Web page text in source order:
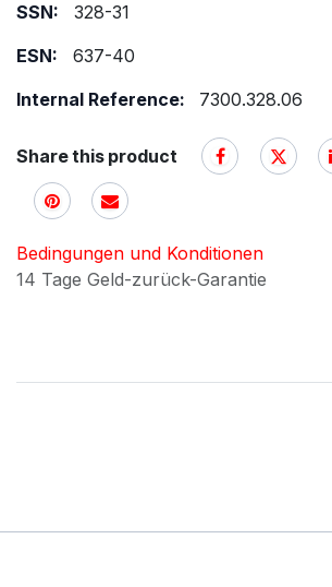
SSN:
328-31
ESN:
637-40
Internal Reference:
7300.328.06
Share this product
Bedingungen und Konditionen
14 Tage Geld-zurück-Garantie